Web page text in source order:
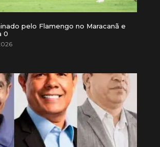
pelo Flamengo no Maracanã e
0